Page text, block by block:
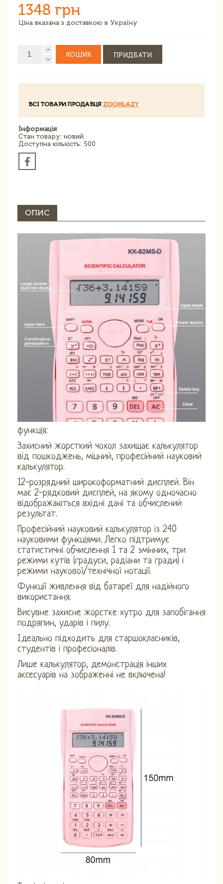
1348 грн
Ціна вказана з доставкою в Україну
КОШИК ПРИДБАТИ
ВСІ ТОВАРИ ПРОДАВЦЯ ZOOMLAZY
Інформація
Стан товару: новий
Доступна кількість: 500
ОПИС
функція:
Захисний жорсткий чохол захищає калькулятор
від пошкоджень, міцний, професійний науковий
калькулятор.
12-розрядний широкоформатний дисплей. Він
має 2-рядковий дисплей, на якому одночасно
відображаються вхідні дані та обчислений
результат.
Професійний науковий калькулятор із 240
науковими функціями. Легко підтримує
статистичні обчислення 1 та 2 змінних, три
режими кутів (градуси, радіани та гради) і
режими наукової/технічної нотації.
Функції живлення від батареї для надійного
використання.
Висувне захисне жорстке хутро для запобігання
подряпин, ударів і пилу.
Ідеально підходить для старшокласників,
студентів і професіоналів.
Лише калькулятор, демонстрація інших
аксесуарів на зображенні не включена!